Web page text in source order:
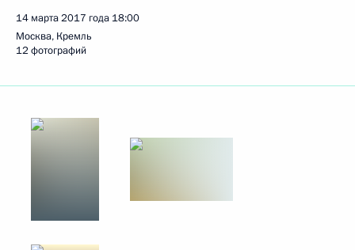
14 марта 2017 года 18:00
Москва, Кремль
12 фотографий